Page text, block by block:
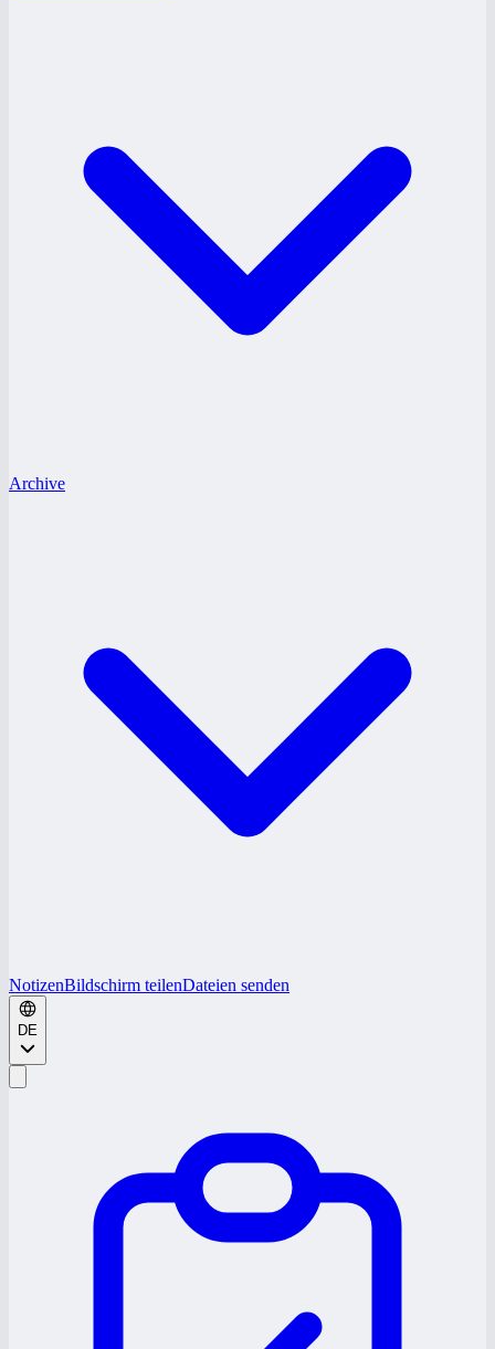
Archive
NotizenBildschirm teilenDateien senden
DE